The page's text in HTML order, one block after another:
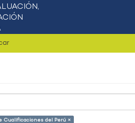
Cualificaciones del Perú ×